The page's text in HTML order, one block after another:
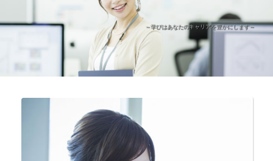
～学びはあなたのキャリアを豊かにします～
コンテンツに移動